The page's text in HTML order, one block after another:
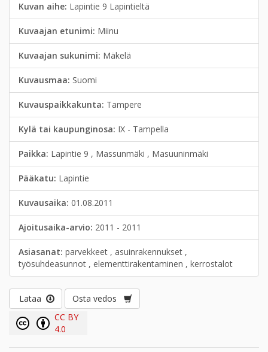
Kuvan aihe: Lapintie 9 Lapintieltä
Kuvaajan etunimi: Miinu
Kuvaajan sukunimi: Mäkelä
Kuvausmaa: Suomi
Kuvauspaikkakunta: Tampere
Kylä tai kaupunginosa: IX - Tampella
Paikka: Lapintie 9 , Massunmäki , Masuuninmäki
Pääkatu: Lapintie
Kuvausaika: 01.08.2011
Ajoitusaika-arvio: 2011 - 2011
Asiasanat: parvekkeet , asuinrakennukset ,
työsuhdeasunnot , elementtirakentaminen , kerrostalot
Lataa
Osta vedos
CC BY
4.0